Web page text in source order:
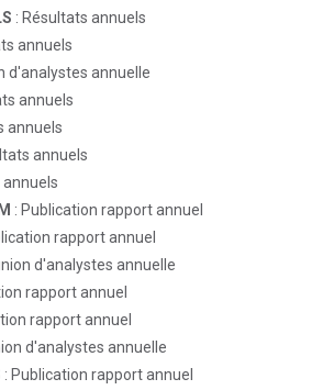
: Résultats annuels
annuels
d'analystes annuelle
annuels
annuels
annuels
annuels
: Publication rapport annuel
rapport annuel
d'analystes annuelle
rapport annuel
rapport annuel
d'analystes annuelle
: Publication rapport annuel